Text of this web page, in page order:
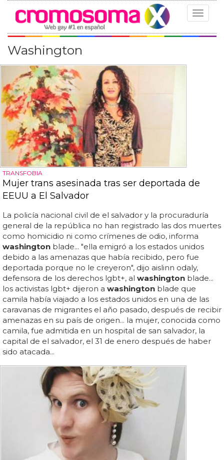
Toggle
Washington
TRANSFOBIA
Mujer trans asesinada tras ser deportada de
EEUU a El Salvador
La policía nacional civil de el salvador y la procuraduría
general de la república no han registrado las dos muertes
como homicidio ni como crímenes de odio, informa
washington blade... "ella emigró a los estados unidos
debido a las amenazas que había recibido, pero fue
deportada porque no le creyeron", dijo aislinn odaly,
defensora de los derechos lgbt+, al washington blade...
los activistas lgbt+ dijeron a washington blade que
camila había viajado a los estados unidos en una de las
caravanas de migrantes el año pasado, después de recibir
amenazas en su país de origen... la mujer, conocida como
camila, fue admitida en un hospital de san salvador, la
capital de el salvador, el 31 de enero después de haber
sido atacada...